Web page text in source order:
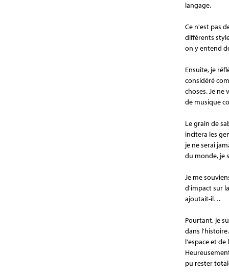
langage.
Ce n'est pas
différents
on y entend
Ensuite, je
considéré
choses. Je
de musique
Le grain de
incitera les
je ne serai
du monde, je
Je me
d'impact sur
ajoutait-il…
Pourtant, je
dans
l'espace et
pu rester